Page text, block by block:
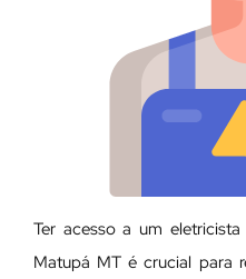
Ter acesso a um
Matupá MT é crucial para